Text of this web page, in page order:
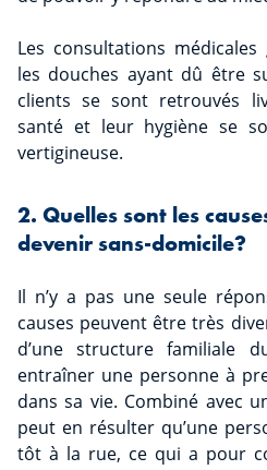
Les consultations
les douches ayant dû être
clients se sont retrouvés
santé et leur hygiène se
vertigineuse.
2. Quelles sont les
devenir sans-domicile?
Il n’y a pas une seule
causes peuvent être très
d’une structure familiale
entraîner une personne à
dans sa vie. Combiné avec
peut en résulter qu’une
tôt à la rue, ce qui a pour